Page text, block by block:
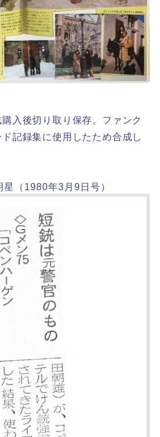
入後切り取り保存。ファンク
記録集に使用したため合成し
星（1980年3月9日号）